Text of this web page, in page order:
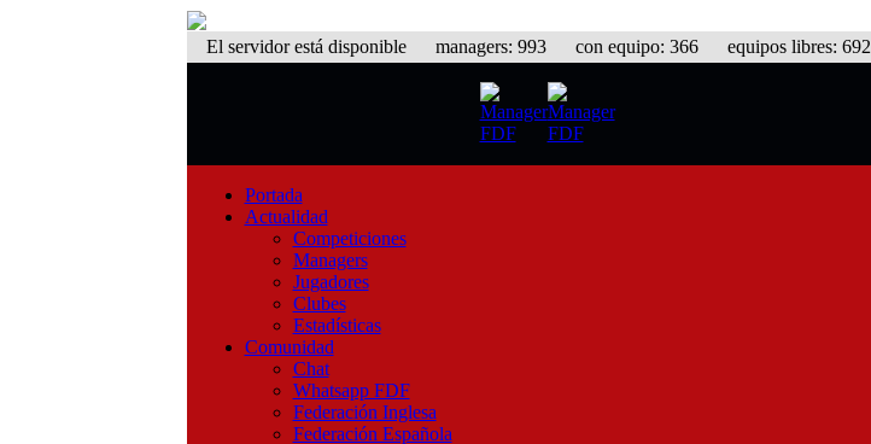
El servidor está disponiblemanagers: 993 con equipo: 366 equipos libres: 692
Portada
Actualidad
Competiciones
Managers
Jugadores
Clubes
Estadísticas
Comunidad
Chat
Whatsapp FDF
Federación Inglesa
Federación Española